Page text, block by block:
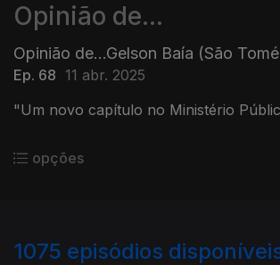
Opinião de...
Opinião de...Gelson Baía (São
Ep. 68 11 abr. 2025
"Um novo capítulo no Ministério
opções
1075 episódios